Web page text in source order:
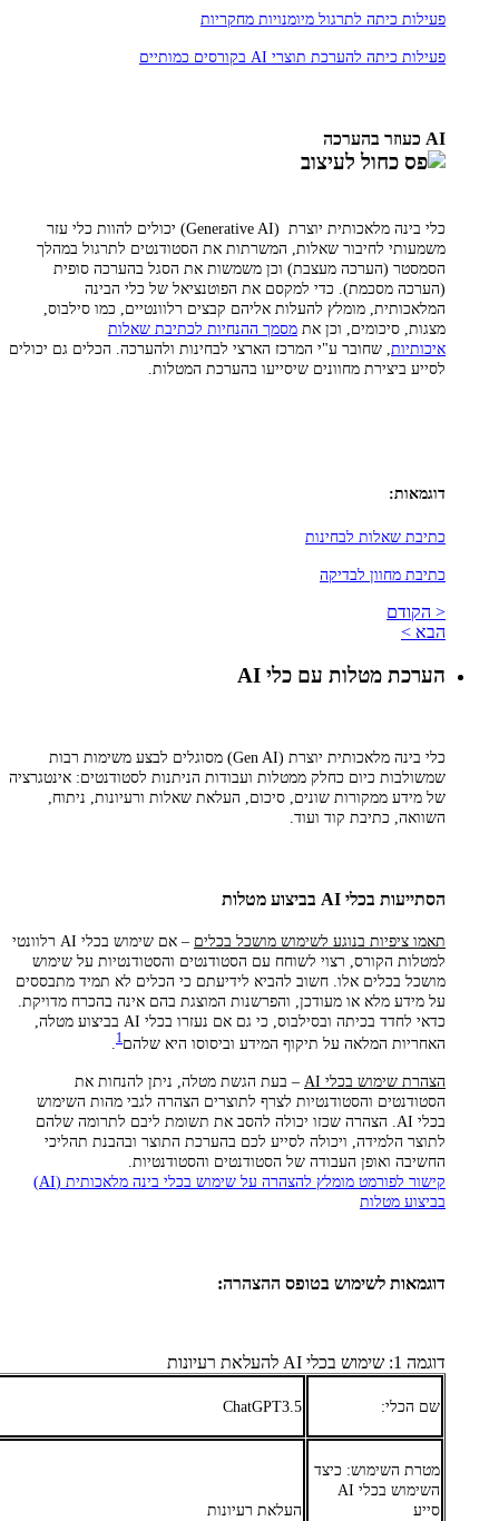
פעילות כיתה לתרגול מיומנויות מחקריות
פעילות כיתה להערכת תוצרי AI בקורסים כמותיים
AI כעוזר בהערכה
כלי בינה מלאכותית יוצרת (Generative AI) יכולים להוות כלי עזר
משמעותי לחיבור שאלות, המשרתות את הסטודנטים לתרגול במהלך
הסמסטר (הערכה מעצבת) וכן משמשות את הסגל בהערכה סופית
(הערכה מסכמת). כדי למקסם את הפוטנציאל של כלי הבינה
המלאכותית, מומלץ להעלות אליהם קבצים רלוונטיים, כמו סילבוס,
מצגות, סיכומים, וכן את מסמך ההנחיות לכתיבת שאלות
איכותיות , שחובר ע"י המרכז הארצי לבחינות ולהערכה. הכלים גם יכולים
לסייע ביצירת מחוונים שיסייעו בהערכת המטלות.
דוגמאות:
כתיבת שאלות לבחינות
כתיבת מחוון לבדיקה
< הקודם
הבא >
הערכת מטלות עם כלי AI
כלי בינה מלאכותית יוצרת (Gen AI) מסוגלים לבצע משימות רבות
שמשולבות כיום כחלק ממטלות ועבודות הניתנות לסטודנטים: אינטגרציה
של מידע ממקורות שונים, סיכום, העלאת שאלות ורעיונות, ניתוח,
השוואה, כתיבת קוד ועוד
הסתייעות בכלי AI בביצוע מטלות
תאמו ציפיות בנוגע לשימוש מושכל בכלים
– אם שימוש בכלי AI רלוונטי
למטלות הקורס, רצוי לשוחח עם הסטודנטים והסטודנטיות על שימוש
מושכל בכלים אלו. חשוב להביא לידיעתם כי הכלים לא תמיד מתבססים
על מידע מלא או מעודכן, והפרשנות המוצגת בהם אינה בהכרח מדויקת.
כדאי לחדד בכיתה ובסילבוס, כי גם אם נעזרו בכלי AI בביצוע מטלה,
האחריות המלאה על תיקוף המידע וביסוסו היא שלהם1
הצהרת שימוש בכלי AI
– בעת הגשת מטלה, ניתן להנחות את
הסטודנטים והסטודנטיות לצרף לתוצרים הצהרה לגבי מהות השימוש
בכלי AI. הצהרה שכזו יכולה להסב את תשומת ליבם לתרומה שלהם
לתוצר הלמידה, ויכולה לסייע לכם בהערכת התוצר ובהבנת תהליכי
החשיבה ואופן העבודה של הסטודנטים והסטודנטיות.
קישור לפורמט מומלץ להצהרה על שימוש בכלי בינה מלאכותית (AI)
בביצוע מטלות
דוגמאות לשימוש בטופס ההצהרה:
דוגמה 1: שימוש בכלי AI להעלאת רעיונות
שם הכלי: ChatGPT3.5
מטרת השימוש: כיצד
השימוש בכלי AI
סייע
העלאת רעיונות